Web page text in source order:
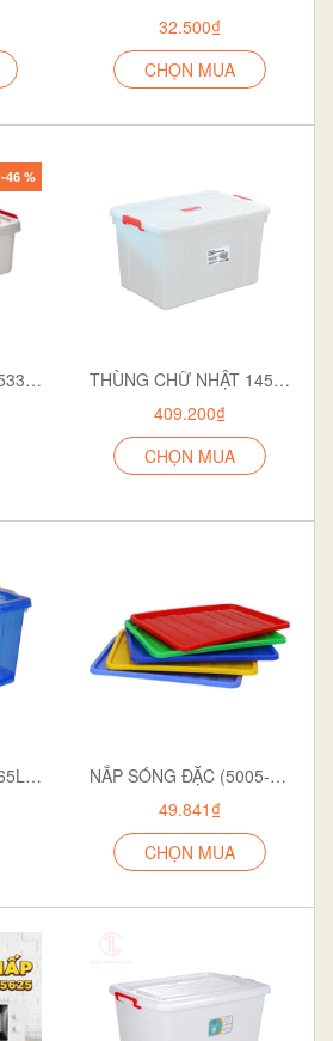
32.500₫
CHỌN MUA
THÙNG CHỮ NHẬT 5331 ( MÃ CŨ 3333-1) - trắng trong
-46 %
THÙNG CHỮ NHẬT 145-5330
409.200₫
CHỌN MUA
THÙNG CHỮ NHẬT 65L 5334 TRONG
NẮP SÓNG ĐẶC (5005-5006-5007)
49.841₫
CHỌN MUA